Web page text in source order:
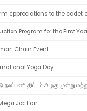
appreciations to the cadet
Program for the First
Chain Event
Yoga Day
நலப்பணி திட்டம் அழகு மூன்று
Job Fair